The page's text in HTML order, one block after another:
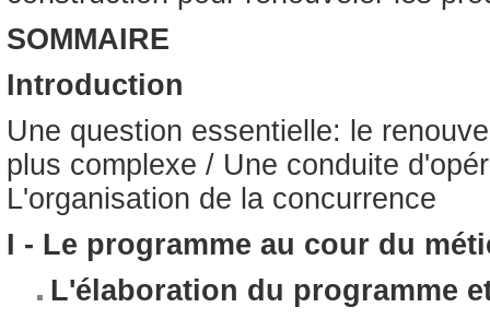
SOMMAIRE
Introduction
Une question essentielle: le
plus complexe / Une conduite
L'organisation de la concurrence
I - Le programme au cour du
L'élaboration du programme